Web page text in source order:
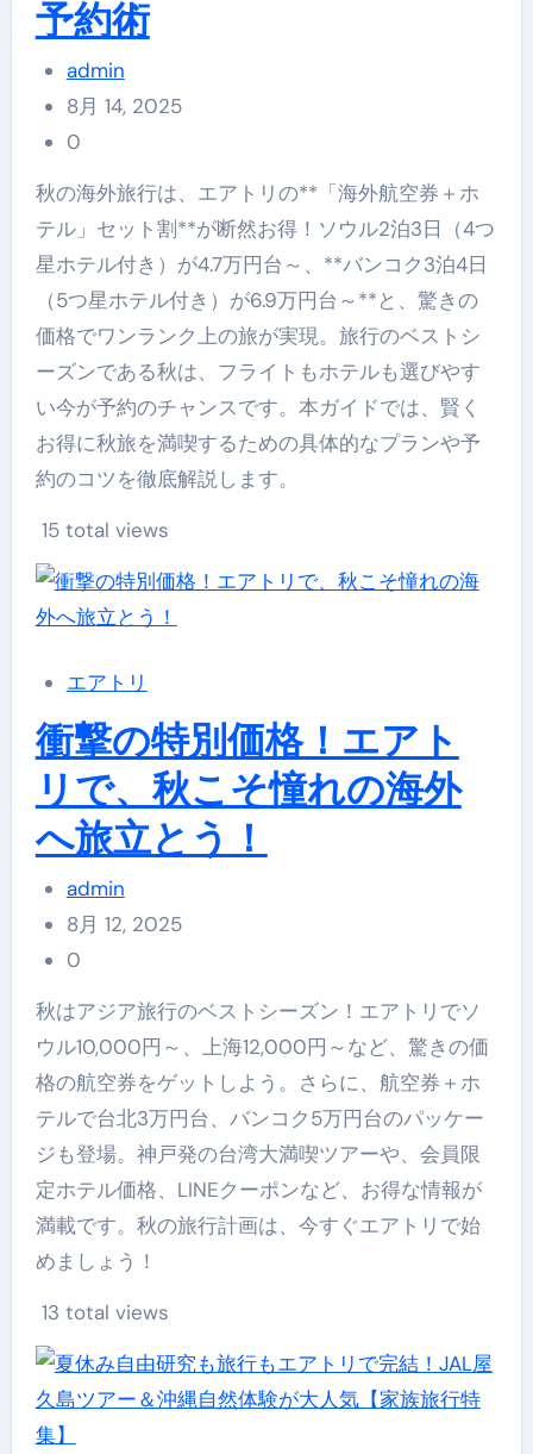
予約術
admin
8月 14, 2025
0
秋の海外旅行は、エアトリの**「海外航空券＋ホ
テル」セット割**が断然お得！ソウル2泊3日（4つ
星ホテル付き）が4.7万円台～、**バンコク3泊4日
（5つ星ホテル付き）が6.9万円台～**と、驚きの
価格でワンランク上の旅が実現。旅行のベストシ
ーズンである秋は、フライトもホテルも選びやす
い今が予約のチャンスです。本ガイドでは、賢く
お得に秋旅を満喫するための具体的なプランや予
約のコツを徹底解説します。
15 total views
エアトリ
衝撃の特別価格！エアト
リで、秋こそ憧れの海外
へ旅立とう！
admin
8月 12, 2025
0
秋はアジア旅行のベストシーズン！エアトリでソ
ウル10,000円～、上海12,000円～など、驚きの価
格の航空券をゲットしよう。さらに、航空券＋ホ
テルで台北3万円台、バンコク5万円台のパッケー
ジも登場。神戸発の台湾大満喫ツアーや、会員限
定ホテル価格、LINEクーポンなど、お得な情報が
満載です。秋の旅行計画は、今すぐエアトリで始
めましょう！
13 total views